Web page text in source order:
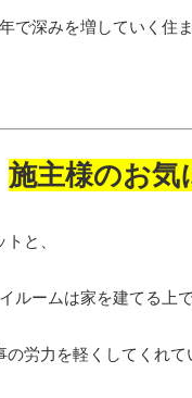
で深みを増していく住
施主様のお気
と、
ルームは家を建てる上で
労力を軽くしてくれて